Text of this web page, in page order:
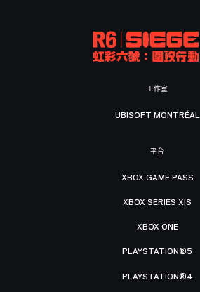
工作室
UBISOFT MONTRÉAL
平台
XBOX GAME PASS
XBOX SERIES X|S
XBOX ONE
PLAYSTATION®5
PLAYSTATION®4